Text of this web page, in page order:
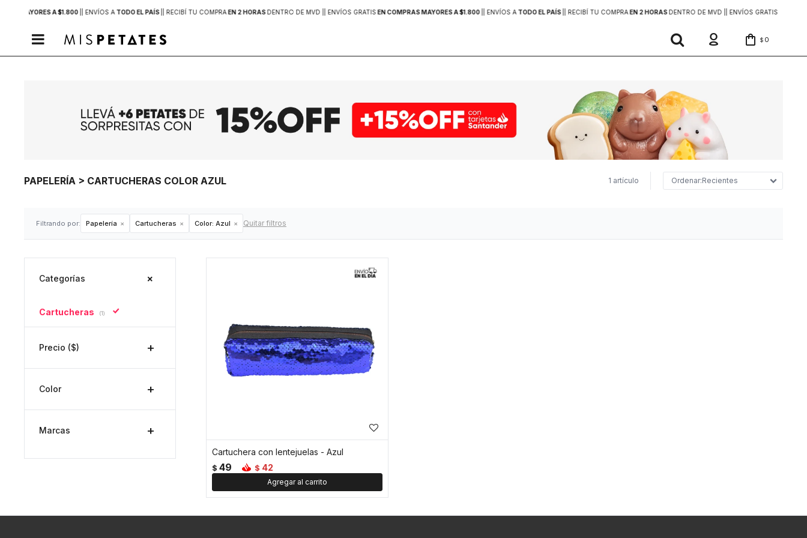
MAYORES A $1.800 | ENVÍOS A TODO EL PAÍS | RECIBÍ TU COMPRAEN 2 HORASDENTRO DE MVD | | ENVÍOS GRATISEN COMPRAS MAYORES A $1.800 | ENVÍOS A TODO EL PAÍS | RECIBÍ TU COMPRAEN 2 HORASDENTRO DE MVD | | ENVÍOS GRATIS
 $ 0
PAPELERÍA > CARTUCHERAS COLOR AZUL 1 artículo Recientes
Filtrando por: Papelería Cartucheras Color: Azul Quitar filtros
Cartuchera con lentejuelas - Azul
$ 49 $ 42
Categorías
Cartucheras (1)
Precio ($)
Color
Marcas